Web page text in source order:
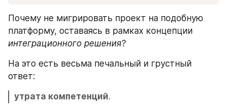
Почему не мигрировать проект на подобную
интеграционного решения?
На это есть весьма печальный и грустный
ответ:
утрата компетенций.